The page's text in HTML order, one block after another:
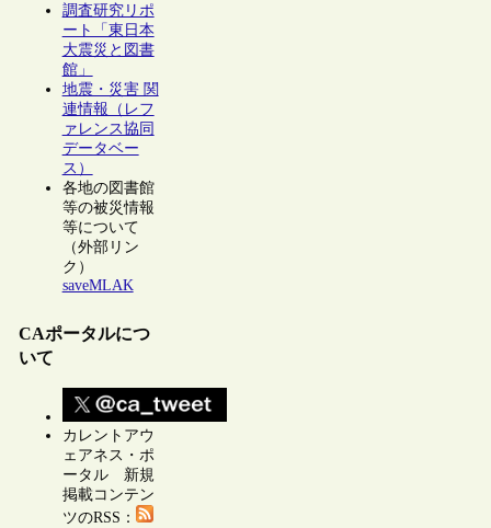
調査研究リポ
ート「東日本
大震災と図書
館」
地震・災害 関
連情報（レフ
ァレンス協同
データベー
ス）
各地の図書館
等の被災情報
等について
（外部リン
ク）
saveMLAK
CAポータルにつ
いて
カレントアウ
ェアネス・ポ
ータル 新規
掲載コンテン
ツのRSS：